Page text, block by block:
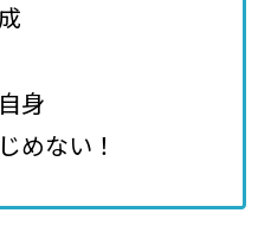
身
めない！